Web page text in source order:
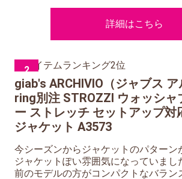
詳細はこちら
2
giab's ARCHIVIO（ジャブス ア
ring別注 STROZZI ウォッシャ
ー ストレッチ セットアップ対
ジャケット A3573
今シーズンからジャケットのパターン
ジャケットぽい雰囲気になっていまし
前のモデルの方がコンパクトなバラン